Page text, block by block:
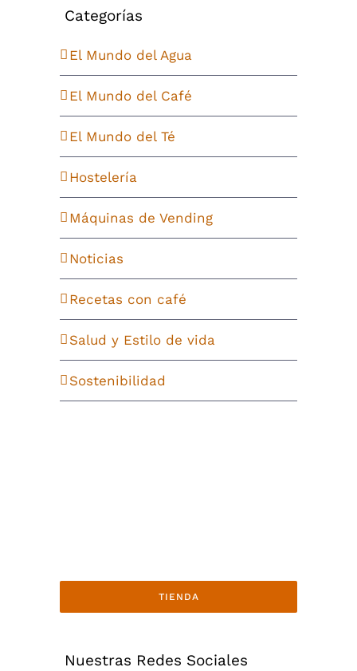
Categorías
El Mundo del Agua
El Mundo del Café
El Mundo del Té
Hostelería
Máquinas de Vending
Noticias
Recetas con café
Salud y Estilo de vida
Sostenibilidad
TIENDA
Nuestras Redes Sociales